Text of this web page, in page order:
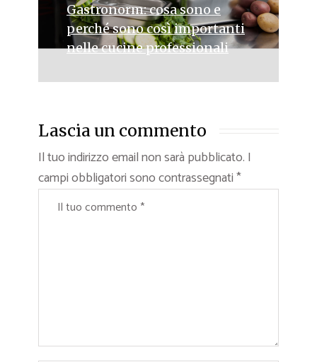
Gastronorm: cosa sono e
perché sono così importanti
nelle cucine professionali
Lascia un commento
Il tuo indirizzo email non sarà pubblicato. I
campi obbligatori sono contrassegnati*